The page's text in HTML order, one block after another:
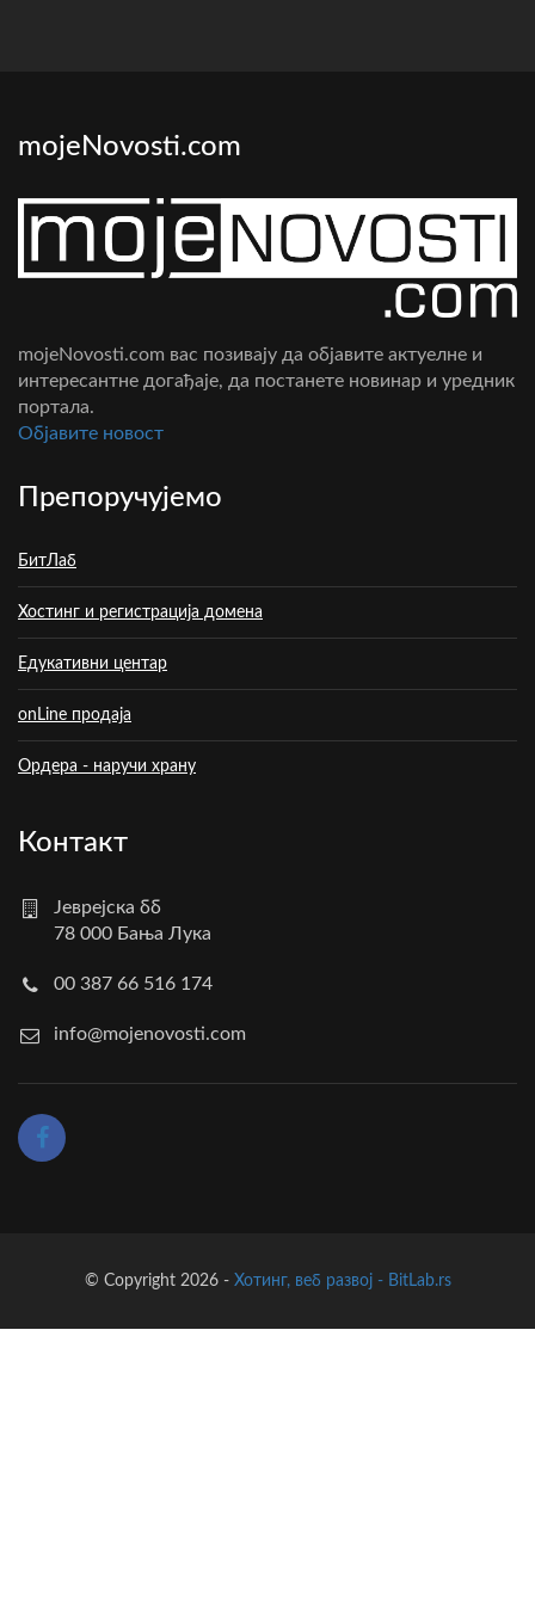
mojeNovosti.com
mojeNovosti.com вас позивају да објавите актуелне и
интересантне догађаје, да постанете новинар и уредник
портала.
Oбјавите новост
Препоручујемо
БитЛаб
Хостинг и регистрација домена
Едукативни центар
onLine продаја
Ордера - наручи храну
Контакт
Јеврејска бб
78 000 Бања Лука
00 387 66 516 174
info@mojenovosti.com
© Copyright 2026 - Хотинг, веб развој - BitLab.rs